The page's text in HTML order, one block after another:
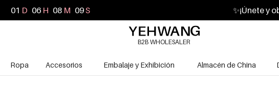
01 D 06 H 08 M 08S ✨¡Únete y
B2B WHOLESALER
Ropa Accesorios Embalaje y Exhibición Almacén de China